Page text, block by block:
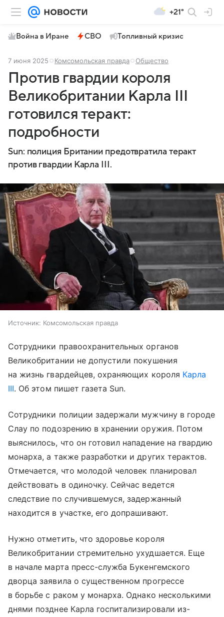
+21°
Война в Иране СВО Топливный кризис
7 июня 2025 Комсомольская правда Общество
Против гвардии короля
Великобритании Карла III
готовился теракт:
подробности
Sun: полиция Британии предотвратила теракт
против гвардии Карла III.
Источник: Комсомольская правда
Сотрудники правоохранительных органов
Великобритании не допустили покушения
на жизнь гвардейцев, охраняющих короля Карла
III. Об этом пишет газета Sun.
Сотрудники полиции задержали мужчину в городе
Слау по подозрению в хранении оружия. Потом
выяснилось, что он готовил нападение на гвардию
монарха, а также разработки и других терактов.
Отмечается, что молодой человек планировал
действовать в одиночку. Сейчас ведется
следствие по случившемуся, задержанный
находится в участке, его допрашивают.
Нужно отметить, что здоровье короля
Великобритании стремительно ухудшается. Еще
в начале марта пресс-служба Букенгемского
дворца заявила о существенном прогрессе
в борьбе с раком у монарха. Однако несколькими
днями позднее Карла госпитализировали из-